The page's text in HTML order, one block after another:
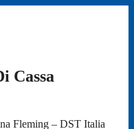
Cassa
Fleming – DST Italia